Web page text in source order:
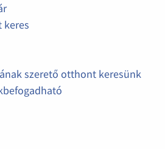
keres
szerető otthont keresünk